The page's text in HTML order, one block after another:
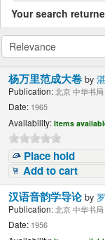
Your search
杨万里范成大卷by
Publication: 北京 中华书
Date: 1965
Availability: Items
Place hold
Add to cart
汉语音韵学导论by
Publication: 北京 中华书
Date: 1956